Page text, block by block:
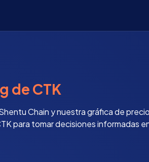
de CTK
Chain y nuestra gráfica de
para tomar decisiones informadas